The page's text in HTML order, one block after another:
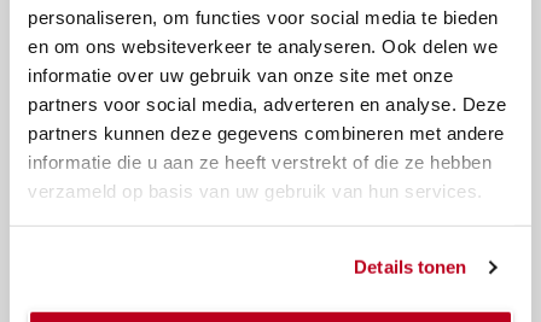
personaliseren, om functies voor social media te bieden
en om ons websiteverkeer te analyseren. Ook delen we
informatie over uw gebruik van onze site met onze
partners voor social media, adverteren en analyse. Deze
partners kunnen deze gegevens combineren met andere
informatie die u aan ze heeft verstrekt of die ze hebben
verzameld op basis van uw gebruik van hun services.
Details tonen
Design Center
Logistics Solutions Center
Werken bij Toyota Material Handling
Dealers
Online kopen